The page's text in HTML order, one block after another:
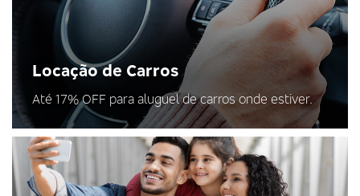
Locação de Carros
Até 17% OFF para aluguel de carros onde estiver.